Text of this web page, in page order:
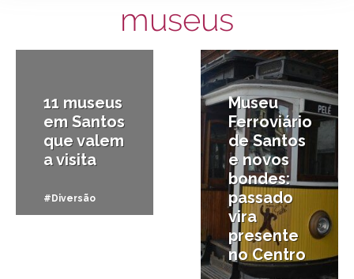
Publicar no Facebook
Publicar no X
museus
11 museus
em Santos
que valem
a visita
#Diversão
Museu
Ferroviário
de Santos
e novos
bondes:
passado
vira
presente
no Centro